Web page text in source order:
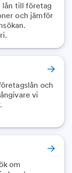
lån till företag
och jämför
och
vi
om